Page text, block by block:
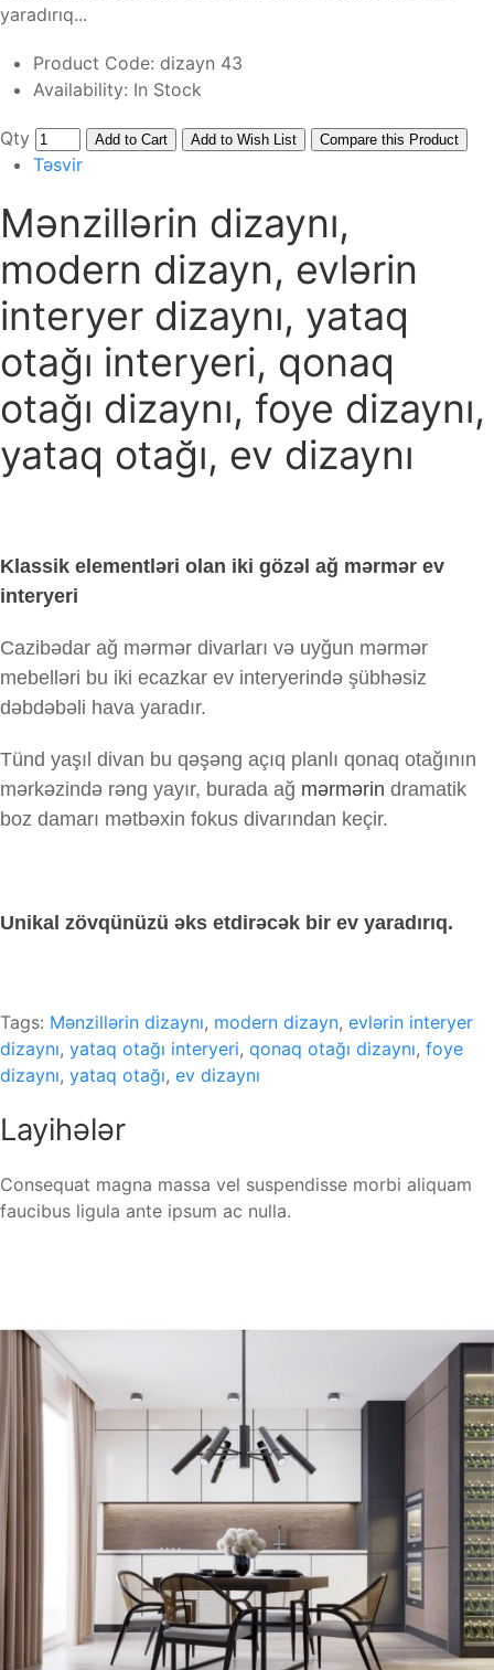
yaradırıq...
Product Code: dizayn 43
Availability: In Stock
Qty Add to Cart Add to Wish List Compare this Product
Təsvir
Mənzillərin dizaynı,
modern dizayn, evlərin
interyer dizaynı, yataq
otağı interyeri, qonaq
otağı dizaynı, foye dizaynı,
yataq otağı, ev dizaynı
Klassik elementləri olan iki gözəl ağ mərmər ev
interyeri
Cazibədar ağ mərmər divarları və uyğun mərmər
mebelləri bu iki ecazkar ev interyerində şübhəsiz
dəbdəbəli hava yaradır.
Tünd yaşıl divan bu qəşəng açıq planlı qonaq otağının
mərkəzində rəng yayır, burada ağ mərmərin dramatik
boz damarı mətbəxin fokus divarından keçir.
Unikal zövqünüzü əks etdirəcək bir ev yaradırıq.
Tags: Mənzillərin dizaynı, modern dizayn, evlərin interyer
dizaynı, yataq otağı interyeri, qonaq otağı dizaynı, foye
dizaynı, yataq otağı, ev dizaynı
Layihələr
Consequat magna massa vel suspendisse morbi aliquam
faucibus ligula ante ipsum ac nulla.